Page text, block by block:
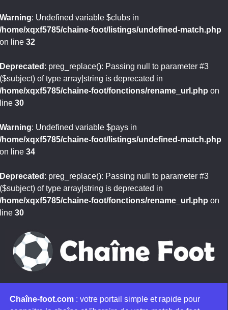
Warning: Undefined variable $clubs in
/home/xqxf5785/chaine-foot/listings/undefined-match.php
on line 32
Deprecated : preg_replace(): Passing null to parameter #3
($subject) of type array|string is deprecated in
/home/xqxf5785/chaine-foot/fonctions/rename_url.php on
line 30
Warning: Undefined variable $pays in
/home/xqxf5785/chaine-foot/listings/undefined-match.php
on line 34
Deprecated : preg_replace(): Passing null to parameter #3
($subject) of type array|string is deprecated in
/home/xqxf5785/chaine-foot/fonctions/rename_url.php on
line 30
Chaîne-foot.com : votre portail simple et rapide pour